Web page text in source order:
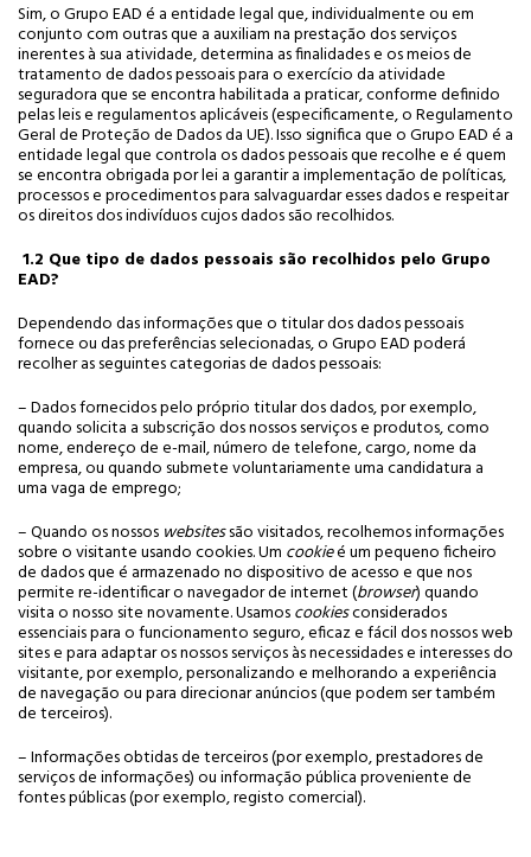
Sim, o Grupo EAD é a entidade legal que, individualmente ou em
conjunto com outras que a auxiliam na prestação dos serviços
inerentes à sua atividade, determina as finalidades e os meios de
tratamento de dados pessoais para o exercício da atividade
seguradora que se encontra habilitada a praticar, conforme definido
pelas leis e regulamentos aplicáveis (especificamente, o Regulamento
Geral de Proteção de Dados da UE). Isso significa que o Grupo EAD é a
entidade legal que controla os dados pessoais que recolhe e é quem
se encontra obrigada por lei a garantir a implementação de políticas,
processos e procedimentos para salvaguardar esses dados e respeitar
os direitos dos indivíduos cujos dados são recolhidos.
1.2 Que tipo de dados pessoais são recolhidos pelo Grupo
EAD?
Dependendo das informações que o titular dos dados pessoais
fornece ou das preferências selecionadas, o Grupo EAD poderá
recolher as seguintes categorias de dados pessoais:
– Dados fornecidos pelo próprio titular dos dados, por exemplo,
quando solicita a subscrição dos nossos serviços e produtos, como
nome, endereço de e-mail, número de telefone, cargo, nome da
empresa, ou quando submete voluntariamente uma candidatura a
uma vaga de emprego;
– Quando os nossos websitessão visitados, recolhemos informações
sobre o visitante usando cookies. Um cookieé um pequeno ficheiro
de dados que é armazenado no dispositivo de acesso e que nos
permite re-identificar o navegador de internet (browser) quando
visita o nosso site novamente. Usamoscookiesconsiderados
essenciais para o funcionamento seguro, eficaz e fácil dos nossos web
sites e para adaptar os nossos serviços às necessidades e interesses do
visitante, por exemplo, personalizando e melhorando a experiência
de navegação ou para direcionar anúncios (que podem ser também
de terceiros).
– Informações obtidas de terceiros (por exemplo, prestadores de
serviços de informações) ou informação pública proveniente de
fontes públicas (por exemplo, registo comercial).